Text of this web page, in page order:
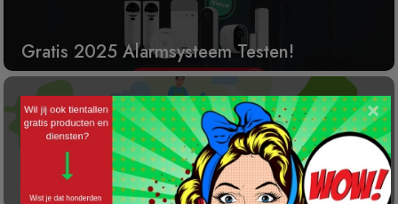
Gratis 2025 Alarmsysteem Testen!
Laat éénmalig GRATIS je container reinigen
×